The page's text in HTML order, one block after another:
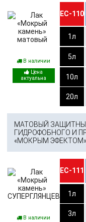
В наличии
ЕС-110
1л
5л
10л
20л
МАТОВЫЙ
ГИДРОФОБНОГО И
«МОКРЫМ ЭФЕКТОМ»
В наличии
ЕС-111
1л
3л